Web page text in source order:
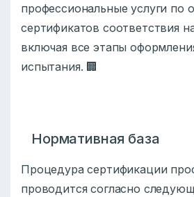
профессиональные услуги по
сертификатов соответствия
включая все этапы
испытания. 🏢
Нормативная база
Процедура сертификации
проводится согласно